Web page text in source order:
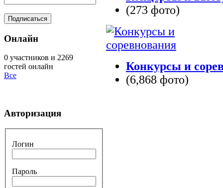
(273 фото)
Конкурсы и
(6,868 фото)
Онлайн
0 участников и 2269
гостей онлайн
Все
Авторизация
Логин
Пароль